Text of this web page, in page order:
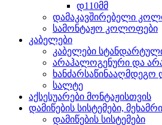
დ110მმ
დამაკავშირებელი
სამონტაჟო კოლოფები
კაბელები
კაბელები
არაჰალოგენური და
ხანძარსაწინააღმდეგო
სალტე
აქსესუარები მონტაჟისთვის
დამიწების სისტემები,
დამიწების სისტემები